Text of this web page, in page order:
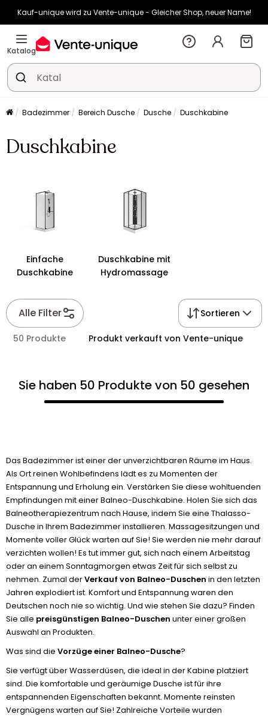
Kauf-unique wird zu Vente-unique - Gleicher Shop, neuer Name!
-10% ab €400 mitHEAT10auf Vente-unique-Produkte
Noch:
Katalog
Badezimmer Bereich Dusche Dusche Duschkabine
Duschkabine
Einfache
Duschkabine
Duschkabine mit
Hydromassage
Alle Filter Sortieren
50 Produkte Produkt verkauft von Vente-unique
Sie haben 50 Produkte von 50 gesehen
Das Badezimmer ist einer der unverzichtbaren Räume im Haus.
Als Ort reinen Wohlbefindens lädt es zu Momenten der
Entspannung und Erholung ein. Verstärken Sie diese wohltuenden
Empfindungen mit einer Balneo-Duschkabine. Holen Sie sich das
Balneotherapiezentrum nach Hause, indem Sie eine Thalasso-
Dusche in Ihrem Badezimmer installieren. Massagesitzungen und
Momente voller Glück warten auf Sie! Sie werden nie mehr darauf
verzichten wollen! Es tut immer gut, sich nach einem Arbeitstag
oder an einem Sonntagmorgen etwas Zeit für sich selbst zu
nehmen. Zumal derVerkauf von Balneo-Duschen in den letzten
Jahren explodiert ist. Komfort und Entspannung waren den
Deutschen noch nie so wichtig. Und wie stehen Sie dazu? Finden
Sie alle preisgünstigen Balneo-Duschen unter einer großen
Auswahl an Produkten.
Was sind die Vorzüge einer Balneo-Dusche?
Sie verfügt über Wasserdüsen, die ideal in der Kabine platziert
sind. Die komfortable und geräumige Dusche ist für ihre
entspannenden Eigenschaften bekannt. Momente reinsten
Vergnügens warten auf Sie! Zahlreiche Vorteile wurden